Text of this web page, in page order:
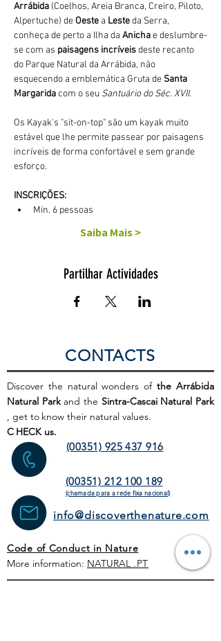
Arrábida (Coelhos, Areia Branca, Creiro, Piloto,
Alpertuche) de Oeste a Leste da Serra,
conheça de perto a Ilha da Anicha e deslumbre-
se com as paisagens incríveis deste recanto
do Parque Natural da Arrábida, não
esquecendo a emblemática Gruta de Santa
Margarida com o seu Santuário do Séc. XVII.
Os Kayak's "sit-on-top" são um kayak muito
estável que lhe permite passear por paisagens
incríveis de forma confortável e sem grande
esforço.
INSCRIÇÕES:
Mín. 6 pessoas
Saiba Mais >
Partilhar Actividades
CONTACTS
Discover the natural wonders ofthe Arrábida
Natural Parkand the Sintra-Cascai Natural Park
, get to know their natural values.
C HECK us.
(00351) 925 437 916
(00351) 212 100 189
(chamada para a rede fixa nacional)
info@discoverthenature.com
Code of Conduct in Nature
More information: NATURAL .PT